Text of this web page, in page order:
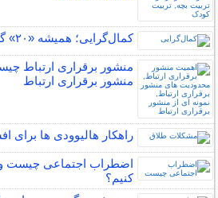
کمال‌گرایی؛ همیشه «۲۰» گرفتن هم خوب نیست!
منشور برقراری ارتباط
منشور برقراری ارتباط
راهکار هالیوودی ها برای
اضطراب اجتماعی چیست و
کنیم؟